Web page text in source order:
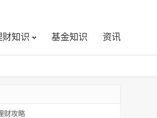
财知识 基金知识 资讯
财攻略